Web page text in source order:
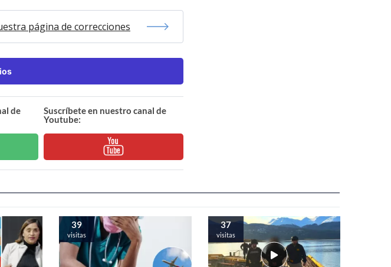
página de correcciones
de
Suscríbete en nuestro canal de
Youtube:
39
visitas
37
visitas